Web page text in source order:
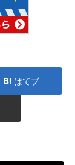
はてブ